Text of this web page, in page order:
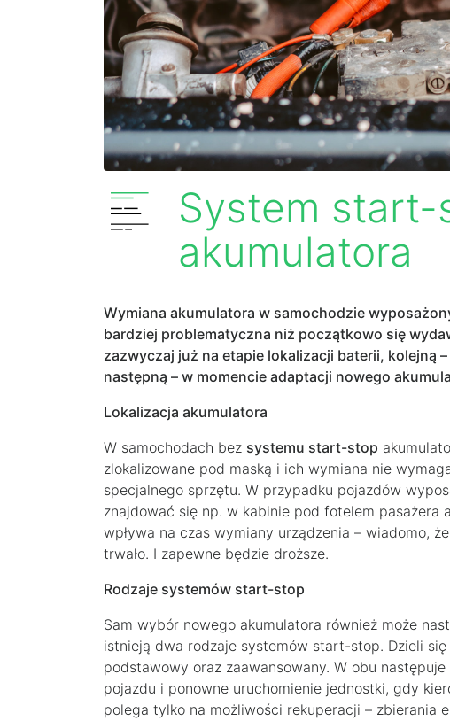
System start-
akumulatora
Wymiana akumulatora w samochodzie
bardziej problematyczna niż początkowo się
zazwyczaj już na etapie lokalizacji baterii, kolejną
następną – w momencie adaptacji nowego
Lokalizacja akumulatora
W samochodach bez systemu start-stop
zlokalizowane pod maską i ich wymiana nie
specjalnego sprzętu. W przypadku pojazdów
znajdować się np. w kabinie pod fotelem pasażera
wpływa na czas wymiany urządzenia – wiadomo,
trwało. I zapewne będzie droższe.
Rodzaje systemów start-stop
Sam wybór nowego akumulatora również może
istnieją dwa rodzaje systemów start-stop. Dzieli się
podstawowy oraz zaawansowany. W obu
pojazdu i ponowne uruchomienie jednostki, gdy
polega tylko na możliwości rekuperacji – zbierania